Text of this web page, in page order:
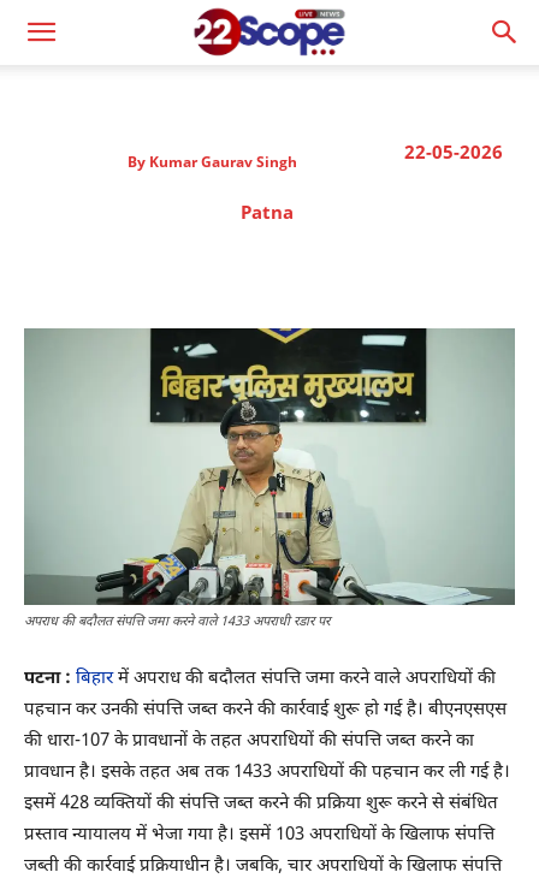
22-05-2026
By Kumar Gaurav Singh
Patna
अपराध की बदौलत संपत्ति जमा करने वाले 1433 अपराधी रडार पर
पटना : बिहारमें अपराध की बदौलत संपत्ति जमा करने वाले अपराधियों की
पहचान कर उनकी संपत्ति जब्त करने की कार्रवाई शुरू हो गई है। बीएनएसएस
की धारा-107 के प्रावधानों के तहत अपराधियों की संपत्ति जब्त करने का
प्रावधान है। इसके तहत अब तक 1433 अपराधियों की पहचान कर ली गई है।
इसमें 428 व्यक्तियों की संपत्ति जब्त करने की प्रक्रिया शुरू करने से संबंधित
प्रस्ताव न्यायालय में भेजा गया है। इसमें 103 अपराधियों के खिलाफ संपत्ति
जब्ती की कार्रवाई प्रक्रियाधीन है। जबकि, चार अपराधियों के खिलाफ संपत्ति